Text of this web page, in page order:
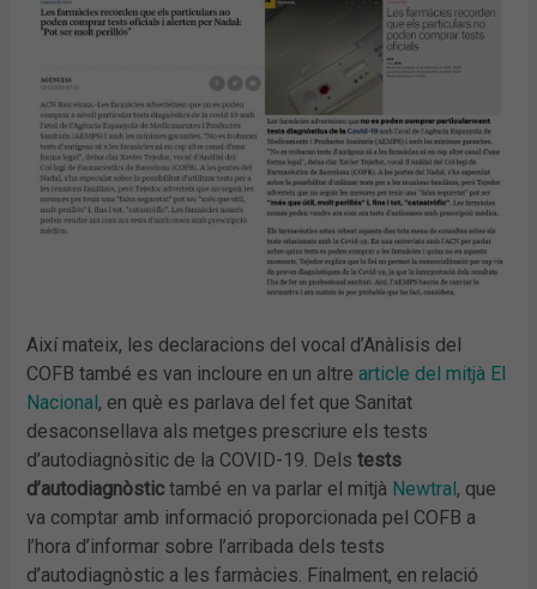
Així mateix, les declaracions del vocal d’Anàlisis del
COFB també es van incloure en un altrearticle del mitjà El
Nacional, en què es parlava del fet que Sanitat
desaconsellava als metges prescriure els tests
d’autodiagnòsitic de la COVID-19. Delstests
d’autodiagnòstic també en va parlar el mitjà Newtral, que
va comptar amb informació proporcionada pel COFB a
l’hora d’informar sobre l’arribada dels tests
d’autodiagnòstic a les farmàcies. Finalment, en relació